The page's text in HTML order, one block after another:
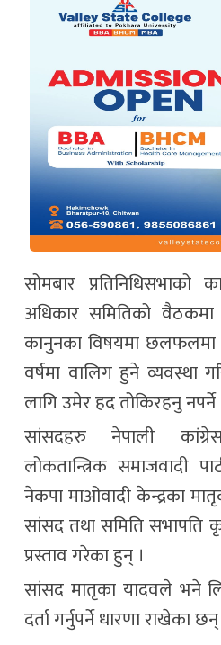
सोमबार प्रतिनिधिसभाको
अधिकार समितिको वैठकमा
कानुनका विषयमा
वर्षमा वालिग हुने व्यवस्था
लागि उमेर हद तोकिरहनु
सांसदहरु नेपाली
लोकतान्त्रिक समाजवादी
नेकपा माओवादी केन्द्रका
सांसद तथा समिति सभापति
प्रस्ताव गरेका हुन् ।
सांसद मातृका यादवले भने
दर्ता गर्नुपर्ने धारणा राखेका छन्